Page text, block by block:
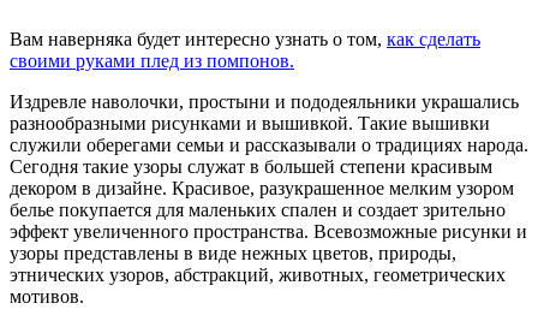
Вам наверняка будет интересно узнать о том, как сделать
своими руками плед из помпонов.
Издревле наволочки, простыни и пододеяльники украшались
разнообразными рисунками и вышивкой. Такие вышивки
служили оберегами семьи и рассказывали о традициях народа.
Сегодня такие узоры служат в большей степени красивым
декором в дизайне. Красивое, разукрашенное мелким узором
белье покупается для маленьких спален и создает зрительно
эффект увеличенного пространства. Всевозможные рисунки и
узоры представлены в виде нежных цветов, природы,
этнических узоров, абстракций, животных, геометрических
мотивов.